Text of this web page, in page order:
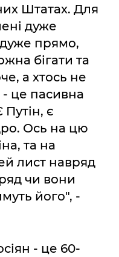
Штатах. Для
дуже
прямо,
бігати та
а хтось не
- це пасивна
Путін, є
Ось на цю
та на
лист навряд
чи вони
його", -
- це 60-